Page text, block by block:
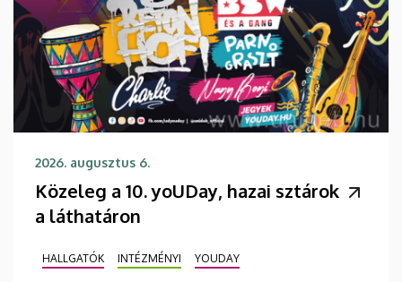
2026. augusztus 6.
Közeleg a 10. yoUDay, hazai sztárok
a láthatáron
HALLGATÓK INTÉZMÉNYI YOUDAY